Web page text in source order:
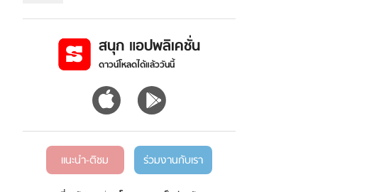
สนุก แอปพลิเคชั่น
ดาวน์โหลดได้แล้ววันนี้
แนะนำ-ติชม ร่วมงานกับเรา